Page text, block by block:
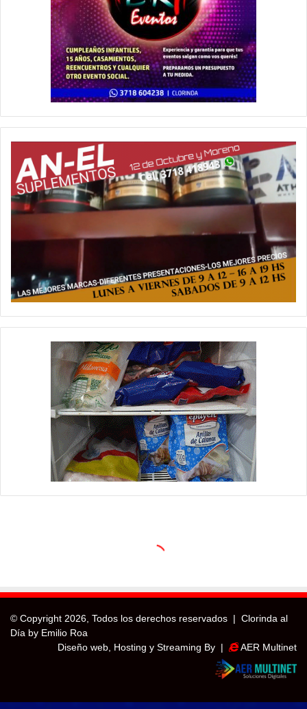
© Copyright 2026, Todos los derechos reservados | Clorinda al
Día by Emilio Roa
Diseño web, Hosting y Streaming By |
AER Multinet